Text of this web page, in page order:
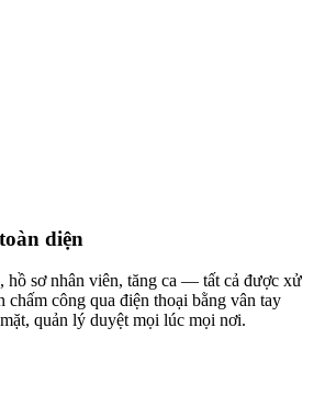
diện
hồ sơ nhân viên, tăng ca — tất cả được xử
chấm công qua điện thoại bằng vân tay
quản lý duyệt mọi lúc mọi nơi.